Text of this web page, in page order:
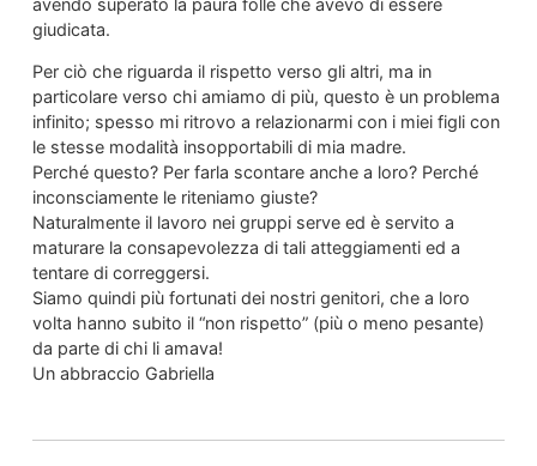
giudicata.
Per ciò che riguarda il rispetto verso gli altri, ma in
particolare verso chi amiamo di più, questo è un problema
infinito; spesso mi ritrovo a relazionarmi con i miei figli con
le stesse modalità insopportabili di mia madre.
Perché questo? Per farla scontare anche a loro? Perché
inconsciamente le riteniamo giuste?
Naturalmente il lavoro nei gruppi serve ed è servito a
maturare la consapevolezza di tali atteggiamenti ed a
tentare di correggersi.
Siamo quindi più fortunati dei nostri genitori, che a loro
volta hanno subito il “non rispetto” (più o meno pesante)
da parte di chi li amava!
Un abbraccio Gabriella